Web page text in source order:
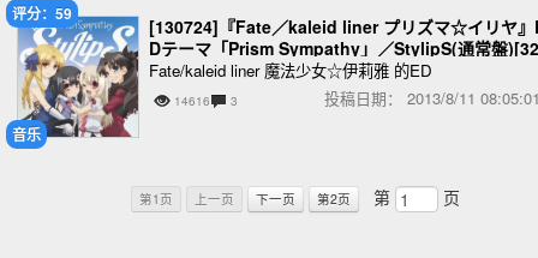
音乐
评分：59
[130724]『Fate／kaleid liner プリズマ☆イリヤ』
Dテーマ「Prism Sympathy」／StylipS(通常盤
K]
Fate/kaleid liner 魔法少女☆伊莉雅 的ED
14616 3 投稿日期： 2013/8/11
第1页 上一页 下一页 第2页 第 页